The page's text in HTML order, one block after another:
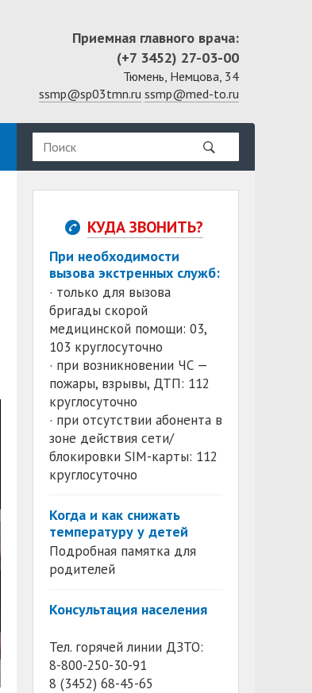
Приемная главного врача:
(+7 3452) 27-03-00
Тюмень, Немцова, 34
ssmp@sp03tmn.ru ssmp@med-to.ru
КУДА ЗВОНИТЬ?
При необходимости
вызова экстренных служб:
· только для вызова
бригады скорой
медицинской помощи: 03,
103 круглосуточно
· при возникновении ЧС —
пожары, взрывы, ДТП: 112
круглосуточно
· при отсутствии абонента в
зоне действия сети/
блокировки SIM-карты: 112
круглосуточно
Когда и как снижать
температуру у детей
Подробная памятка для
родителей
Консультация населения
Тел. горячей линии ДЗТО:
8-800-250-30-91
8 (3452) 68-45-65